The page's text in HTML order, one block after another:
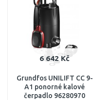
6 642 Kč
Grundfos UNILIFT CC 9-
A1 ponorné kalové
čerpadlo 96280970